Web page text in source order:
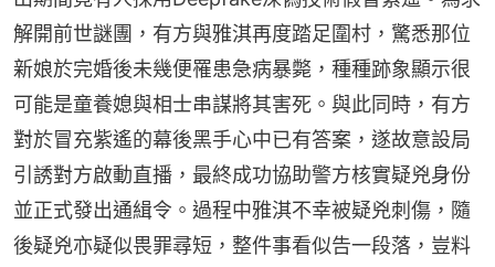
解開前世謎團，有方與雅淇再度踏足圍村，驚悉那位
新娘於完婚後未幾便罹患急病暴斃，種種跡象顯示很
可能是童養媳與相士串謀將其害死。與此同時，有方
對於冒充紫遙的幕後黑手心中已有答案，遂故意設局
引誘對方啟動直播，最終成功協助警方核實疑兇身份
並正式發出通緝令。過程中雅淇不幸被疑兇刺傷，隨
後疑兇亦疑似畏罪尋短，整件事看似告一段落，豈料